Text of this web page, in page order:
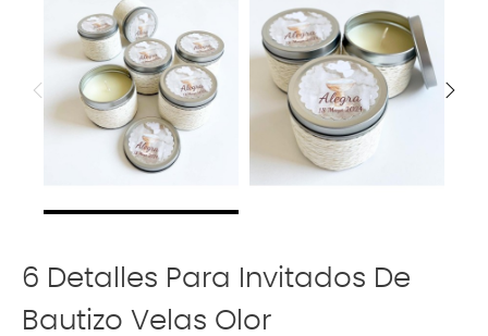
6 Detalles Para Invitados De
Bautizo Velas Olor